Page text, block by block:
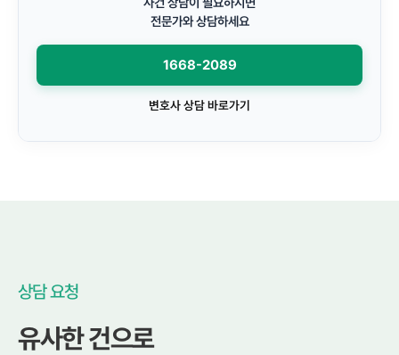
전문가와 상담하세요
1668-2089
변호사 상담 바로가기
상담 요청
유사한 건으로